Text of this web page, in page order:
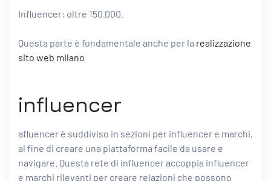
Influencer: oltre 150.000.
Questa parte è fondamentale anche per la realizzazione
sito web milano
influencer
afluencer è suddiviso in sezioni per influencer e marchi,
al fine di creare una piattaforma facile da usare e
navigare. Questa rete di influencer accoppia influencer
e marchi rilevanti per creare relazioni che possono